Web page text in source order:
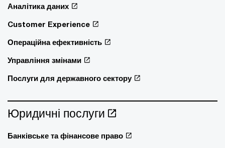
Аналітика даних
Customer Experience
Операційна ефективність
Управління змінами
Послуги для державного сектору
Юридичні послуги
Банківське та фінансове право